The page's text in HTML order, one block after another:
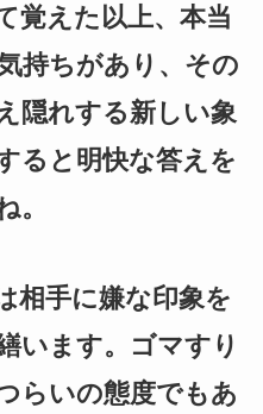
覚えた以上、本当
持ちがあり、その
隠れする新しい象
ると明快な答えを
。
相手に嫌な印象を
います。ゴマすり
らいの態度でもあ